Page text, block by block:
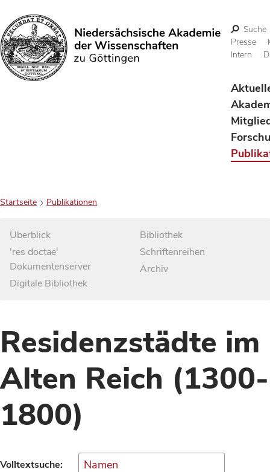
Suchen
Suche
Presse
Intern
Startseite Publikationen
Überblick
'res doctae'
Dokumentenserver
Digitale Bibliothek
Bibliothek
Schriftenreihen
Archiv
Residenzstädte im
Alten Reich (1300-
1800)
Volltextsuche: